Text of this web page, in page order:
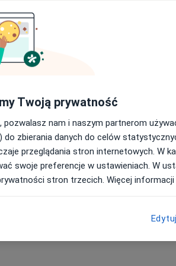
i kosmetologiem. Moje
i
w Lublinie, studia z medycyny
w Katowicach oraz dziesiątki
wizji. Jestem również członkinią
i Anti-Aging.
wiedzę i umiejętności zdobyte na
się na korzyści dla
solidne zaplecze w dziedzinie
nauczyła mnie precyzji, którą teraz
Twoją prywatność
pozwalasz nam i naszym partnerom
do zbierania danych do celów
przeglądania stron internetowych. W
swoje preferencje w ustawieniach. W
stron trzecich. Więcej